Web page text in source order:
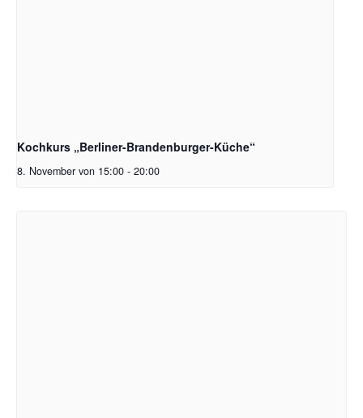
Kochkurs „Berliner-Brandenburger-Küche“
8. November von 15:00 - 20:00